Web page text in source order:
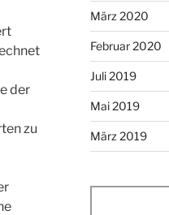
der
zu
März 2020
Februar 2020
Juli 2019
Mai 2019
März 2019